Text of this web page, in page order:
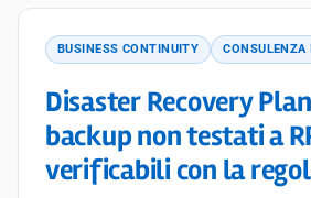
BUSINESS CONTINUITY CONSULENZA
Disaster Recovery
backup non testati a
verificabili con la